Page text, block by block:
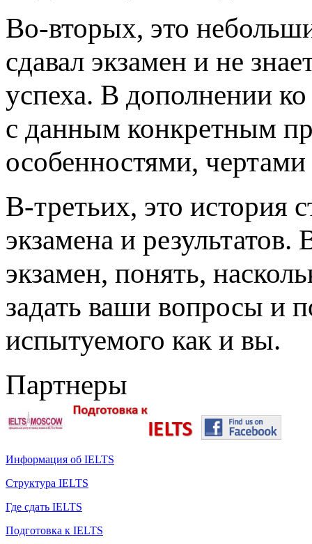
Во-вторых, это
сдавал экзамен и не
успеха. В дополнении
с данным конкретным
особенностями,
В-третьих, это история
экзамена и
экзамен, понять,
задать ваши вопросы и
испытуемого как и вы.
Партнеры
Информация об IELTS
Структура IELTS
Где сдать IELTS
Подготовка к IELTS